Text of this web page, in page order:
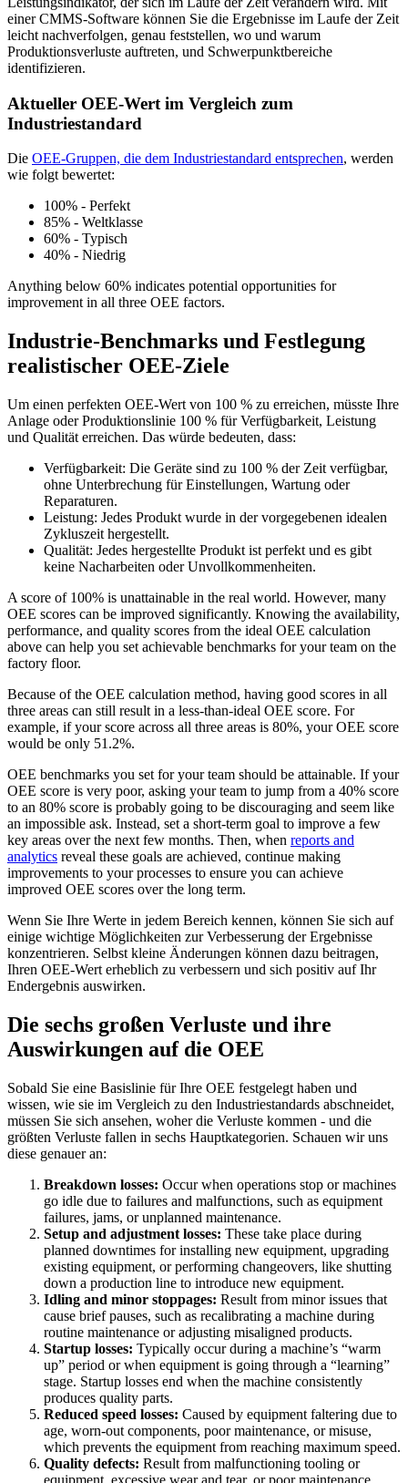
Integrationen
ERP, IIoT, SSO, offene APIs
Zustandsüberwachung
Fluke-Sensoren + CMMS — einzigartige Marktkombination
Mehrstandort & Unternehmen
Globale Einführungen, Rollen, Governance
24/7-Verfügbarkeit, Kühlung, Energie, Redundanz
Lagerhäuser
Förderanlagen, Regalsysteme, Verladeausrüstung
einer CMMS-Software können Sie die Ergebnisse im Laufe der Zeit
leicht nachverfolgen, genau feststellen, wo und warum
Produktionsverluste auftreten, und Schwerpunktbereiche
identifizieren.
Aktueller OEE-Wert im Vergleich zum
Industriestandard
Die OEE-Gruppen, die dem Industriestandard entsprechen, werden
wie folgt bewertet:
100% - Perfekt
85% - Weltklasse
60% - Typisch
40% - Niedrig
Anything below 60% indicates potential opportunities for
improvement in all three OEE factors.
Industrie-Benchmarks und Festlegung
realistischer OEE-Ziele
Um einen perfekten OEE-Wert von 100 % zu erreichen, müsste Ihre
Anlage oder Produktionslinie 100 % für Verfügbarkeit, Leistung
und Qualität erreichen. Das würde bedeuten, dass:
Verfügbarkeit: Die Geräte sind zu 100 % der Zeit verfügbar,
ohne Unterbrechung für Einstellungen, Wartung oder
Reparaturen.
Leistung: Jedes Produkt wurde in der vorgegebenen idealen
Zykluszeit hergestellt.
Qualität: Jedes hergestellte Produkt ist perfekt und es gibt
keine Nacharbeiten oder Unvollkommenheiten.
A score of 100% is unattainable in the real world. However, many
OEE scores can be improved significantly. Knowing the availability,
performance, and quality scores from the ideal OEE calculation
above can help you set achievable benchmarks for your team on the
factory floor.
Because of the OEE calculation method, having good scores in all
three areas can still result in a less-than-ideal OEE score. For
example, if your score across all three areas is 80%, your OEE score
would be only 51.2%.
OEE benchmarks you set for your team should be attainable. If your
OEE score is very poor, asking your team to jump from a 40% score
to an 80% score is probably going to be discouraging and seem like
an impossible ask. Instead, set a short-term goal to improve a few
key areas over the next few months. Then, when reports and
analytics reveal these goals are achieved, continue making
improvements to your processes to ensure you can achieve
improved OEE scores over the long term.
Wenn Sie Ihre Werte in jedem Bereich kennen, können Sie sich auf
einige wichtige Möglichkeiten zur Verbesserung der Ergebnisse
konzentrieren. Selbst kleine Änderungen können dazu beitragen,
Ihren OEE-Wert erheblich zu verbessern und sich positiv auf Ihr
Endergebnis auswirken.
Die sechs großen Verluste und ihre
Auswirkungen auf die OEE
Sobald Sie eine Basislinie für Ihre OEE festgelegt haben und
wissen, wie sie im Vergleich zu den Industriestandards abschneidet,
müssen Sie sich ansehen, woher die Verluste kommen - und die
größten Verluste fallen in sechs Hauptkategorien. Schauen wir uns
diese genauer an:
Breakdown losses: Occur when operations stop or machines
go idle due to failures and malfunctions, such as equipment
failures, jams, or unplanned maintenance.
Setup and adjustment losses: These take place during
planned downtimes for installing new equipment, upgrading
existing equipment, or performing changeovers, like shutting
down a production line to introduce new equipment.
Idling and minor stoppages: Result from minor issues that
cause brief pauses, such as recalibrating a machine during
routine maintenance or adjusting misaligned products.
Startup losses: Typically occur during a machine’s “warm
up” period or when equipment is going through a “learning”
stage. Startup losses end when the machine consistently
produces quality parts.
Reduced speed losses: Caused by equipment faltering due to
age, worn-out components, poor maintenance, or misuse,
which prevents the equipment from reaching maximum speed.
Quality defects: Result from malfunctioning tooling or
equipment, excessive wear and tear, or poor maintenance.